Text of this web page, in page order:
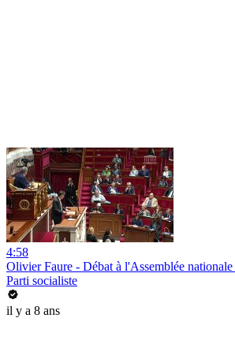
4:58
Olivier Faure - Débat à l'Assemblée
Parti socialiste
il y a 8 ans